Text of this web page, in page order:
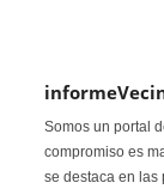
Somos un portal
compromiso es
se destaca en las